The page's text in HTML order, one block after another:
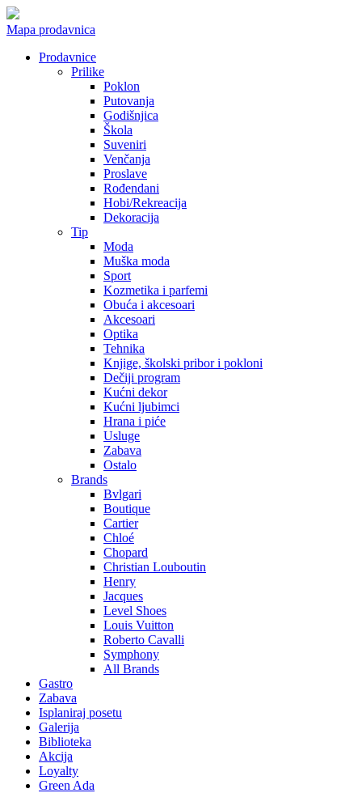
Mapa prodavnica
Prodavnice
Prilike
Poklon
Putovanja
Godišnjica
Škola
Suveniri
Venčanja
Proslave
Rođendani
Hobi/Rekreacija
Dekoracija
Tip
Moda
Muška moda
Sport
Kozmetika i parfemi
Obuća i akcesoari
Akcesoari
Optika
Tehnika
Knjige, školski pribor i pokloni
Dečiji program
Kućni dekor
Kućni ljubimci
Hrana i piće
Usluge
Zabava
Ostalo
Brands
Bvlgari
Boutique
Cartier
Chloé
Chopard
Christian Louboutin
Henry
Jacques
Level Shoes
Louis Vuitton
Roberto Cavalli
Symphony
All Brands
Gastro
Zabava
Isplaniraj posetu
Galerija
Biblioteka
Akcija
Loyalty
Green Ada